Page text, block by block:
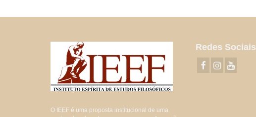
O IEEF é uma proposta institucional de uma
Redes Sociais